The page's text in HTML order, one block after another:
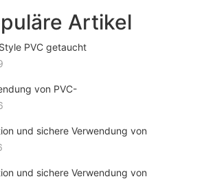
Artikel
PVC getaucht
von PVC-
und sichere Verwendung von
Handschuhen
und sichere Verwendung von